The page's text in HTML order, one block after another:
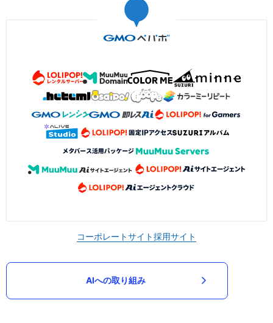
コーポレートサイト採用サイト
AIへの取り組み